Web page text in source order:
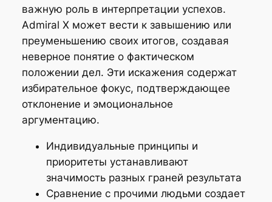
важную роль в интерпретации успехов.
Admiral X может вести к завышению или
преуменьшению своих итогов, создавая
неверное понятие о фактическом
положении дел. Эти искажения содержат
избирательное фокус, подтверждающее
отклонение и эмоциональное
аргументацию.
Индивидуальные принципы и
приоритеты устанавливают
значимость разных граней результата
Сравнение с прочими людьми создает